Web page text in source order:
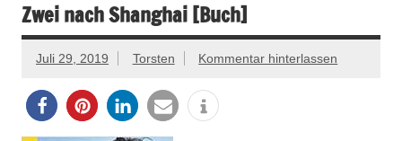
Zwei nach Shanghai [Buch]
Juli 29, 2019 Torsten Kommentar hinterlassen